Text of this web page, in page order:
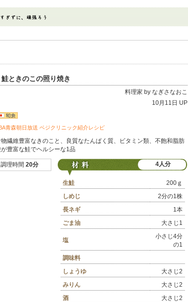
鮭ときのこの照り焼き
料理家 by なぎさなおこ
10月11日 UP
青森朝日放送 ベジクリニック紹介レシピ
繊維豊富なきのこと、良質なたんぱく質、ビタミン類、不飽和脂肪
豊富な鮭でヘルシーな1品
調理時間 20分 4人分
生鮭
200ｇ
しめじ
2分の1株
長ネギ
1本
ごま油
大さじ1
塩
小さじ4分
の1
調味料
しょうゆ
大さじ2
みりん
大さじ2
酒
大さじ2